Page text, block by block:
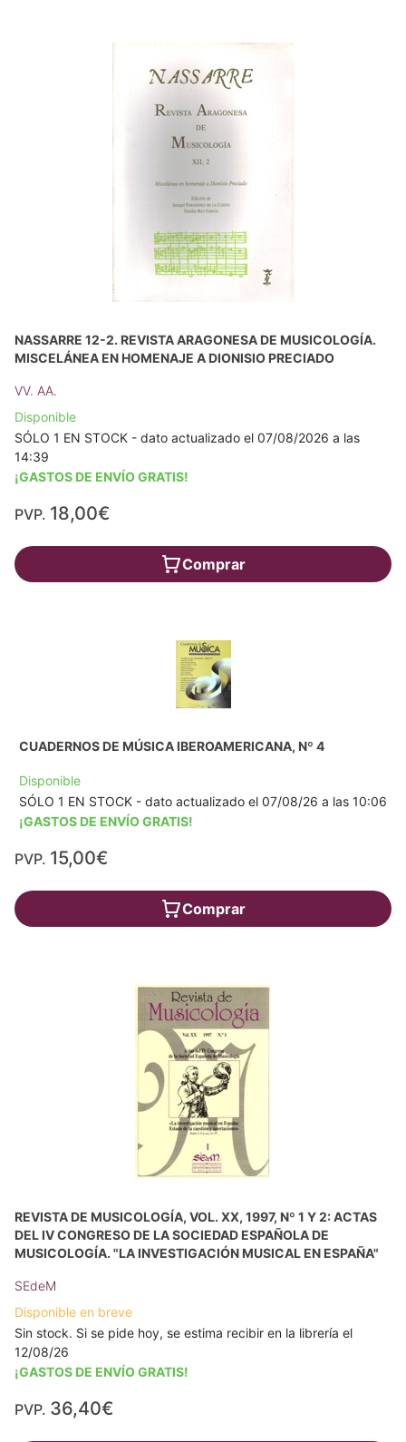
NASSARRE 12-2. REVISTA ARAGONESA DE MUSICOLOGÍA.
MISCELÁNEA EN HOMENAJE A DIONISIO PRECIADO
VV. AA.
Disponible
SÓLO 1 EN STOCK - dato actualizado el 07/08/2026 a las
14:39
¡GASTOS DE ENVÍO GRATIS!
PVP. 18,00€
Comprar
CUADERNOS DE MÚSICA IBEROAMERICANA, Nº 4
Disponible
SÓLO 1 EN STOCK - dato actualizado el 07/08/26 a las 10:06
¡GASTOS DE ENVÍO GRATIS!
PVP. 15,00€
Comprar
REVISTA DE MUSICOLOGÍA, VOL. XX, 1997, Nº 1 Y 2: ACTAS
DEL IV CONGRESO DE LA SOCIEDAD ESPAÑOLA DE
MUSICOLOGÍA. "LA INVESTIGACIÓN MUSICAL EN ESPAÑA"
SEdeM
Disponible en breve
Sin stock. Si se pide hoy, se estima recibir en la librería el
12/08/26
¡GASTOS DE ENVÍO GRATIS!
PVP. 36,40€